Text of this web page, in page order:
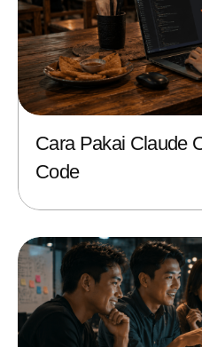
Cara Pakai Claude
Code